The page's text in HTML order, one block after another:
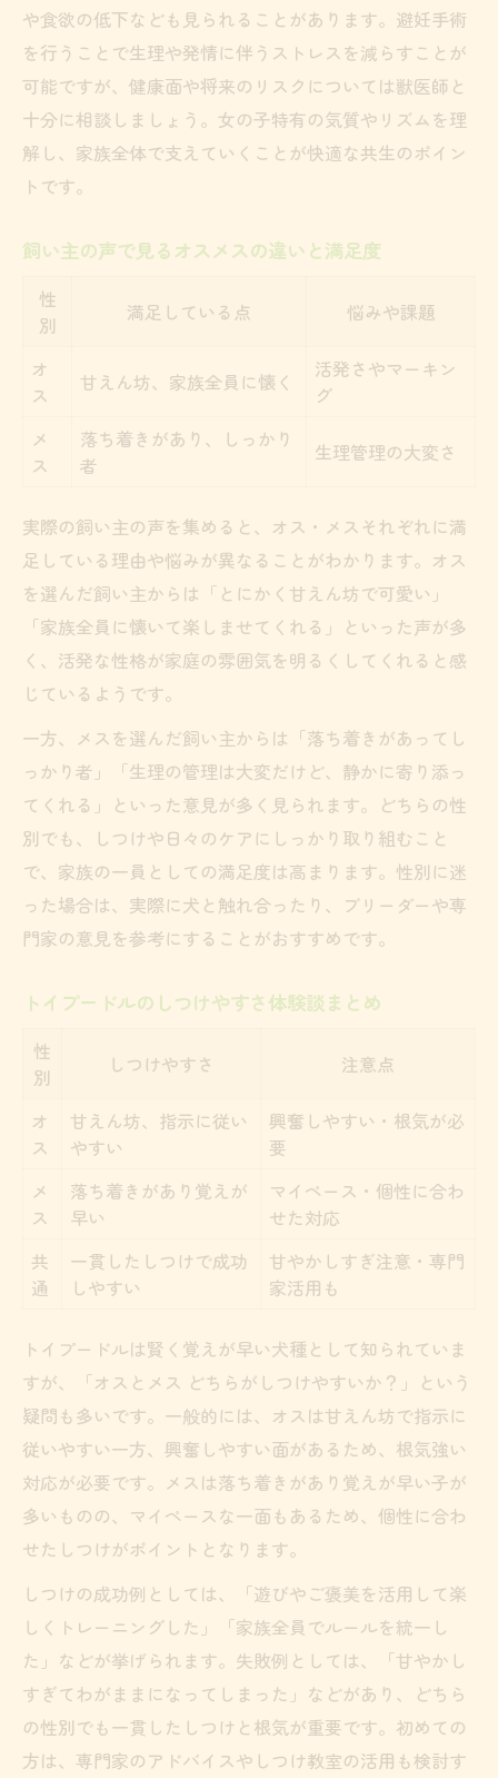
や食欲の低下なども見られることがあります。避妊手術
を行うことで生理や発情に伴うストレスを減らすことが
可能ですが、健康面や将来のリスクについては獣医師と
十分に相談しましょう。女の子特有の気質やリズムを理
解し、家族全体で支えていくことが快適な共生のポイン
トです。
飼い主の声で見るオスメスの違いと満足度
性
別
満足している点 悩みや課題
オ
ス
甘えん坊、家族全員に懐く
活発さやマーキン
グ
メ
ス
落ち着きがあり、しっかり
者
生理管理の大変さ
実際の飼い主の声を集めると、オス・メスそれぞれに満
足している理由や悩みが異なることがわかります。オス
を選んだ飼い主からは「とにかく甘えん坊で可愛い」
「家族全員に懐いて楽しませてくれる」といった声が多
く、活発な性格が家庭の雰囲気を明るくしてくれると感
じているようです。
一方、メスを選んだ飼い主からは「落ち着きがあってし
っかり者」「生理の管理は大変だけど、静かに寄り添っ
てくれる」といった意見が多く見られます。どちらの性
別でも、しつけや日々のケアにしっかり取り組むこと
で、家族の一員としての満足度は高まります。性別に迷
った場合は、実際に犬と触れ合ったり、ブリーダーや専
門家の意見を参考にすることがおすすめです。
トイプードルのしつけやすさ体験談まとめ
性
別
しつけやすさ 注意点
オ
ス
甘えん坊、指示に従い
やすい
興奮しやすい・根気が必
要
メ
ス
落ち着きがあり覚えが
早い
マイペース・個性に合わ
せた対応
共
通
一貫したしつけで成功
しやすい
甘やかしすぎ注意・専門
家活用も
トイプードルは賢く覚えが早い犬種として知られていま
すが、「オスとメス どちらがしつけやすいか？」という
疑問も多いです。一般的には、オスは甘えん坊で指示に
従いやすい一方、興奮しやすい面があるため、根気強い
対応が必要です。メスは落ち着きがあり覚えが早い子が
多いものの、マイペースな一面もあるため、個性に合わ
せたしつけがポイントとなります。
しつけの成功例としては、「遊びやご褒美を活用して楽
しくトレーニングした」「家族全員でルールを統一し
た」などが挙げられます。失敗例としては、「甘やかし
すぎてわがままになってしまった」などがあり、どちら
の性別でも一貫したしつけと根気が重要です。初めての
方は、専門家のアドバイスやしつけ教室の活用も検討す